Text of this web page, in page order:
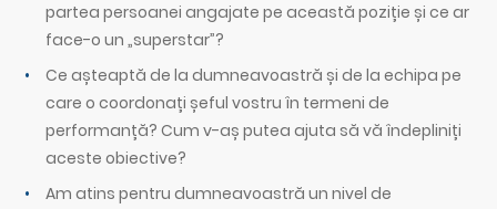
partea persoanei angajate pe această poziție și ce ar
face-o un „superstar”?
Ce așteaptă de la dumneavoastră și de la echipa pe
care o coordonați șeful vostru în termeni de
performanță? Cum v-aș putea ajuta să vă îndepliniți
aceste obiective?
Am atins pentru dumneavoastră un nivel de